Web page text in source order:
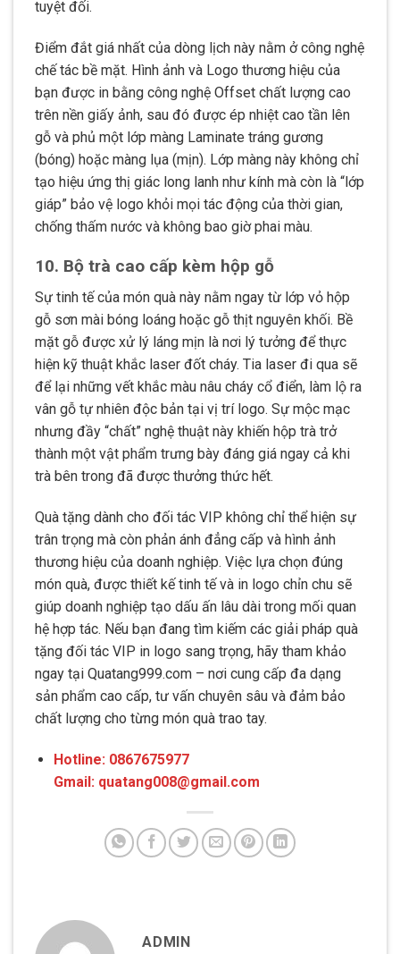
tuyệt đối.
Điểm đắt giá nhất của dòng lịch này nằm ở công nghệ
chế tác bề mặt. Hình ảnh và Logo thương hiệu của
bạn được in bằng công nghệ Offset chất lượng cao
trên nền giấy ảnh, sau đó được ép nhiệt cao tần lên
gỗ và phủ một lớp màng Laminate tráng gương
(bóng) hoặc màng lụa (mịn). Lớp màng này không chỉ
tạo hiệu ứng thị giác long lanh như kính mà còn là “lớp
giáp” bảo vệ logo khỏi mọi tác động của thời gian,
chống thấm nước và không bao giờ phai màu.
10. Bộ trà cao cấp kèm hộp gỗ
Sự tinh tế của món quà này nằm ngay từ lớp vỏ hộp
gỗ sơn mài bóng loáng hoặc gỗ thịt nguyên khối. Bề
mặt gỗ được xử lý láng mịn là nơi lý tưởng để thực
hiện kỹ thuật khắc laser đốt cháy. Tia laser đi qua sẽ
để lại những vết khắc màu nâu cháy cổ điển, làm lộ ra
vân gỗ tự nhiên độc bản tại vị trí logo. Sự mộc mạc
nhưng đầy “chất” nghệ thuật này khiến hộp trà trở
thành một vật phẩm trưng bày đáng giá ngay cả khi
trà bên trong đã được thưởng thức hết.
Quà tặng dành cho đối tác VIP không chỉ thể hiện sự
trân trọng mà còn phản ánh đẳng cấp và hình ảnh
thương hiệu của doanh nghiệp. Việc lựa chọn đúng
món quà, được thiết kế tinh tế và in logo chỉn chu sẽ
giúp doanh nghiệp tạo dấu ấn lâu dài trong mối quan
hệ hợp tác. Nếu bạn đang tìm kiếm các giải pháp quà
tặng đối tác VIP in logo sang trọng, hãy tham khảo
ngay tại Quatang999.com – nơi cung cấp đa dạng
sản phẩm cao cấp, tư vấn chuyên sâu và đảm bảo
chất lượng cho từng món quà trao tay.
Hotline: 0867675977
Gmail: quatang008@gmail.com
ADMIN